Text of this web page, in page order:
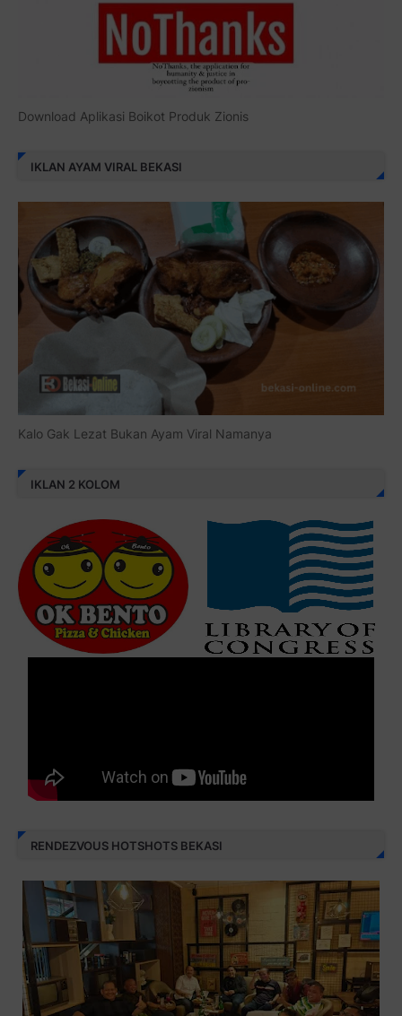
Download Aplikasi Boikot Produk Zionis
IKLAN AYAM VIRAL BEKASI
Kalo Gak Lezat Bukan Ayam Viral Namanya
IKLAN 2 KOLOM
RENDEZVOUS HOTSHOTS BEKASI